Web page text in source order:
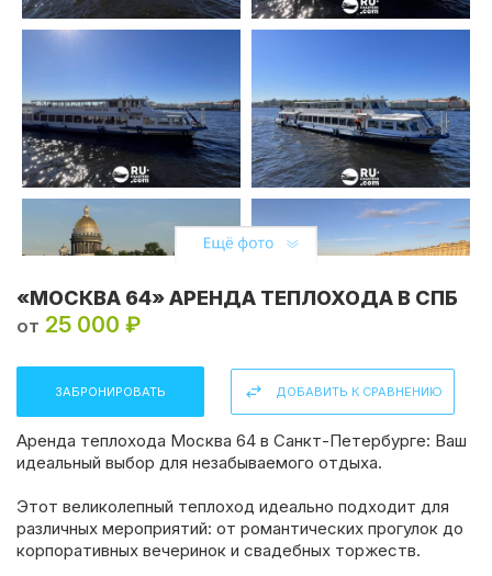
«МОСКВА 64» АРЕНДА ТЕПЛОХОДА В СПБ
от 25 000 ₽
ЗАБРОНИРОВАТЬ ДОБАВИТЬ К СРАВНЕНИЮ
Аренда теплохода Москва 64 в Санкт-Петербурге: Ваш
идеальный выбор для незабываемого отдыха.
Этот великолепный теплоход идеально подходит для
различных мероприятий: от романтических прогулок до
корпоративных вечеринок и свадебных торжеств.